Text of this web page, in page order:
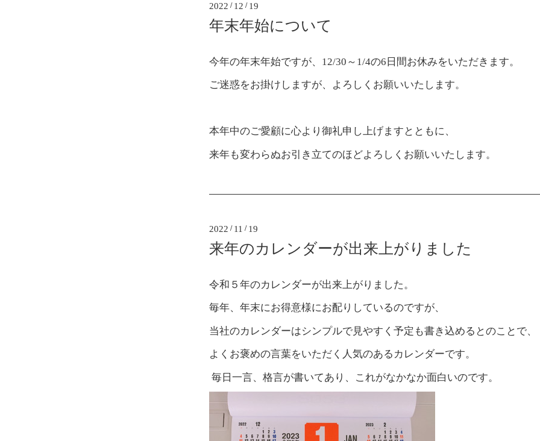
2022 / 12 / 19
年末年始について
今年の年末年始ですが、12/30～1/4の6日間お休みをいただきます。
ご迷惑をお掛けしますが、よろしくお願いいたします。
本年中のご愛顧に心より御礼申し上げますとともに、
来年も変わらぬお引き立てのほどよろしくお願いいたします。
2022 / 11 / 19
来年のカレンダーが出来上がりました
令和５年のカレンダーが出来上がりました。
毎年、年末にお得意様にお配りしているのですが、
当社のカレンダーはシンプルで見やすく予定も書き込めるとのことで、
よくお褒めの言葉をいただく人気のあるカレンダーです。
毎日一言、格言が書いてあり、これがなかなか面白いのです。